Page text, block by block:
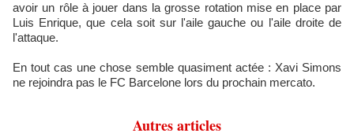
avoir un rôle à jouer dans la grosse rotation mise en place par
Luis Enrique, que cela soit sur l'aile gauche ou l'aile droite de
l'attaque.
En tout cas une chose semble quasiment actée : Xavi Simons
ne rejoindra pas le FC Barcelone lors du prochain mercato.
Autres articles